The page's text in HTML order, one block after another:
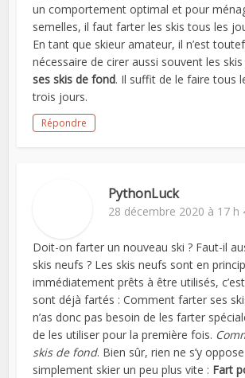
un comportement optimal et pour
semelles, il faut farter les skis tous les
En tant que skieur amateur, il n’est
nécessaire de cirer aussi souvent les skis
ses skis de fond. Il suffit de le faire tous
trois jours.
Répondre
PythonLuck
28 décembre 2020 à 17 h
Doit-on farter un nouveau ski ? Faut-il
skis neufs ? Les skis neufs sont en
immédiatement prêts à être utilisés,
sont déjà fartés : Comment farter ses
n’as donc pas besoin de les farter
de les utiliser pour la première fois.
skis de fond. Bien sûr, rien ne s’y
simplement skier un peu plus vite : Fart